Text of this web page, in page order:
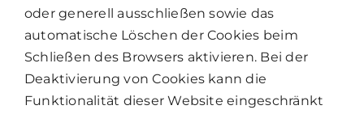
oder generell ausschließen sowie das
automatische Löschen der Cookies beim
Schließen des Browsers aktivieren. Bei der
Deaktivierung von Cookies kann die
Funktionalität dieser Website eingeschränkt